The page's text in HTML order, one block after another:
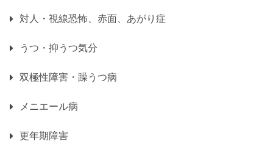
対人・視線恐怖、赤面、あがり症
うつ・抑うつ気分
双極性障害・躁うつ病
メニエール病
更年期障害